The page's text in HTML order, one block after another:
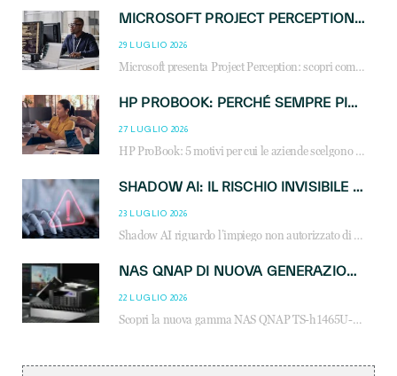
MICROSOFT PROJECT PERCEPTION: COME GLI AGENTI AI CAMBIERANNO SOC, CYBERSECURITY E SERVIZI MSP
29 LUGLIO 2026
Microsoft presenta Project Perception: scopri come gli agenti AI possono trasformare cybersecurity, SOC e servizi gestiti degli MSP.
HP PROBOOK: PERCHÉ SEMPRE PIÙ AZIENDE SCELGONO NOTEBOOK PROGETTATI PER IL LAVORO MODERNO
27 LUGLIO 2026
HP ProBook: 5 motivi per cui le aziende scelgono i notebook business HP per migliorare produttività, sicurezza e gestione dell’AI.
SHADOW AI: IL RISCHIO INVISIBILE CHE LE AZIENDE POSSONO GOVERNARE
23 LUGLIO 2026
Shadow AI riguardo l’impiego non autorizzato di sistemi AI all’interno dell’azienda. E’ una pratica che si diffonde a partire dai dipendenti fino ai dirigenti e mette a repentaglio la cybersecurity, con costi più elevati per le organizzazioni. Due recenti report illustrano il fenomeno e forniscono dati in merito
NAS QNAP DI NUOVA GENERAZIONE: PIÙ PRESTAZIONI, SCALABILITÀ E PROTEZIONE DEI DATI PER LE INFRASTRUTTURE IT MODERNE
22 LUGLIO 2026
Scopri la nuova gamma NAS QNAP TS-h1465U-RP, TS-h1065eU e TS-h665U: storage aziendale con ZFS, DDR5, E1.S NVMe e connettività 2.5GbE per backup, virtualizzazione e cybersecurity.